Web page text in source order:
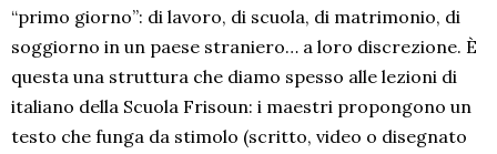
“primo giorno”: di lavoro, di scuola, di matrimonio, di
soggiorno in un paese straniero… a loro discrezione. È
questa una struttura che diamo spesso alle lezioni di
italiano della Scuola Frisoun: i maestri propongono un
testo che funga da stimolo (scritto, video o disegnato